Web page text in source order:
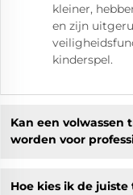
kleiner,
en zijn
kinderspel.
Kan een
worden voor
Hoe kies ik de